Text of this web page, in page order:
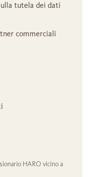
tutela dei dati
commerciali
HARO vicino a